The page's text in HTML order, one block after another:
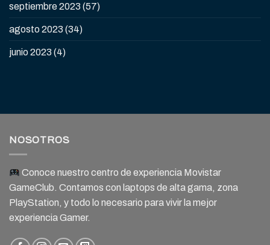
septiembre 2023 (57)
agosto 2023 (34)
junio 2023 (4)
NOSOTROS
Conoce nuestro centro de experiencia Movistar
GameClub. Contamos con laptops de alta gama, zona
PlayStation, y todo lo necesario para vivir la mejor
experiencia Gamer.